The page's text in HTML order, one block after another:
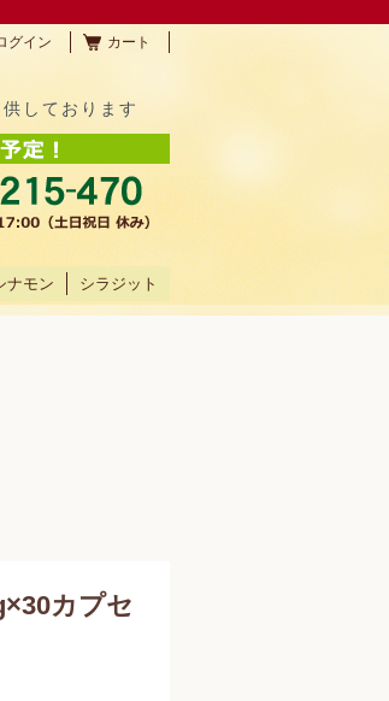
グイン カート
しております
ナモン シラジット
カプセ